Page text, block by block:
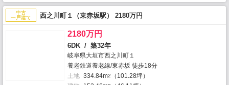
中古
一戸建て
西之川町１（東赤坂駅） 2180万円
2180万円
6DK / 築32年
岐阜県大垣市西之川町１
養老鉄道養老線/東赤坂 徒歩18分
土地 334.84m2
（101.28坪）